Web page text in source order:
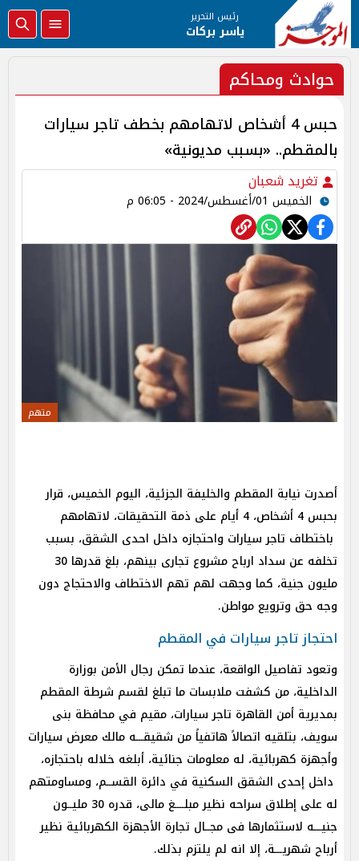
رئيس التحرير
ياسر بركات
حوادث ومحاكم
حبس 4 أشخاص لاتهامهم بخطف تاجر سيارات
بالمقطم.. «بسبب مديونية»
تغريد شعبان
الخميس 01/أغسطس/2024 - 06:05 م
متهم
أصدرت نيابة المقطم والخليفة الجزئية، اليوم الخميس، قرار
بحبس 4 أشخاص، 4 أيام على ذمة التحقيقات، لاتهامهم
باختطاف تاجر سيارات واحتجازه داخل احدى الشقق، بسبب
تخلفه عن سداد ارباح مشروع تجارى بينهم، بلغ قدرها 30
مليون جنية، كما وجهت لهم تهم الاختطاف والاحتجاج دون
وجه حق وترويع مواطن.
احتجاز تاجر سيارات في المقطم
وتعود تفاصيل الواقعة، عندما تمكن رجال الأمن بوزارة
الداخلية، من كشفت ملابسات ما تبلغ لقسم شرطة المقطم
بمديرية أمن القاهرة تاجر سيارات، مقيم في محافظة بنى
سويف، بتلقيه اتصالاً هاتفياً من شقيقـــه مالك معرض سيارات
وأجهزة كهربائية، له معلومات جنائية، أبلغه خلاله باحتجازه،
داخل إحدى الشقق السكنية في دائرة القســم، ومساومتهم
له على إطلاق سراحه نظير مبلــــغ مالى، قدره 30 مليــون
جنيـــه لاستثمارها فى مجــال تجارة الأجهزة الكهربائية نظير
أرباح شهريـــة، إلا انه لم يلتزم بذلك.